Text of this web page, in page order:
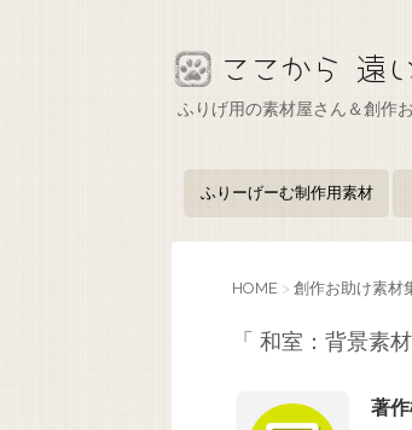
ふりげ用の素材屋さん＆創作
ふりーげーむ制作用素材
HOME > 創作お助け素材
「 和室：背景素
著